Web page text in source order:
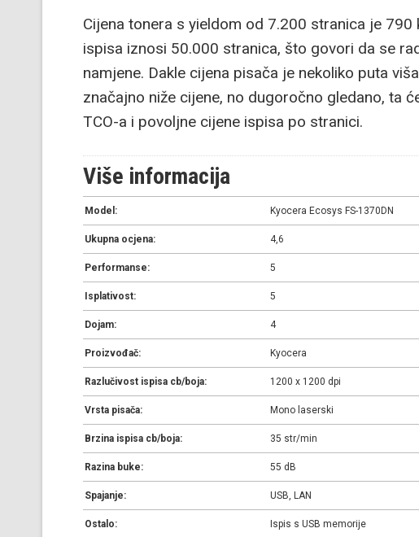
Cijena tonera s yieldom od 7.200 stranica je
ispisa iznosi 50.000 stranica, što govori da se
namjene. Dakle cijena pisača je nekoliko puta
značajno niže cijene, no dugoročno gledano, ta
TCO-a i povoljne cijene ispisa po stranici.
Više informacija
Model: Kyocera Ecosys FS-1370DN
Ukupna ocjena: 4,6
Performanse: 5
Isplativost: 5
Dojam: 4
Proizvođač: Kyocera
Razlučivost ispisa cb/boja: 1200 x 1200 dpi
Vrsta pisača: Mono laserski
Brzina ispisa cb/boja: 35 str/min
Razina buke: 55 dB
Spajanje: USB, LAN
Ostalo: Ispis s USB memorije